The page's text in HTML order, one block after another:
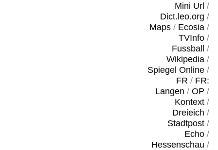
Mini Url /
Dict.leo.org /
Maps/ Ecosia/
TVInfo/
Fussball
/
Wikipedia/
Spiegel Online/
FR / FR:
Langen / OP /
Kontext/
Dreieich /
Stadtpost/
Echo/
Hessenschau /